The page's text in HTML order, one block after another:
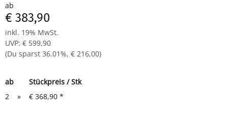
Fachböden müssen eingelegt werden
ab
€ 383,90
inkl. 19% MwSt.
UVP: € 599,90
(Du sparst 36.01%, € 216,00)
ab
Stückpreis / Stk
2
» € 368,90 *